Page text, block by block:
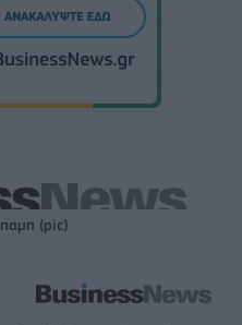
(pic)